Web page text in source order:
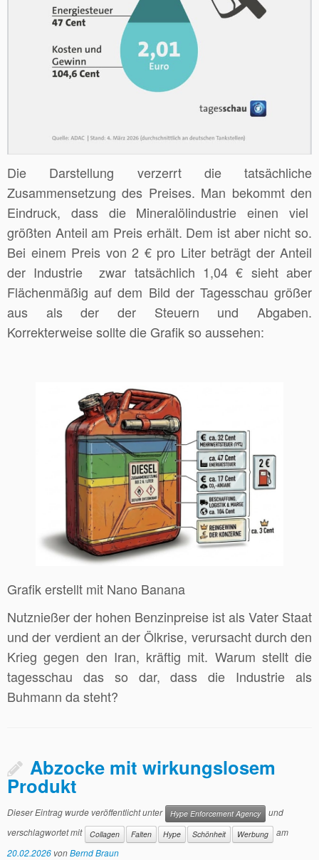
Die Darstellung verzerrt die tatsächliche
Zusammensetzung des Preises. Man bekommt den
Eindruck, dass die Mineralölindustrie einen viel
größten Anteil am Preis erhält. Dem ist aber nicht so.
Bei einem Preis von 2 € pro Liter beträgt der Anteil
der Industrie zwar tatsächlich 1,04 € sieht aber
Flächenmäßig auf dem Bild der Tagesschau größer
aus als der der Steuern und Abgaben.
Korrekterweise sollte die Grafik so aussehen:
Grafik erstellt mit Nano Banana
Nutznießer der hohen Benzinpreise ist als Vater Staat
und der verdient an der Ölkrise, verursacht durch den
Krieg gegen den Iran, kräftig mit. Warum stellt die
tagesschau das so dar, dass die Industrie als
Buhmann da steht?
Abzocke mit wirkungslosem
Produkt
Dieser Eintrag wurde veröffentlicht unter Hype Enforcement Agency
und
verschlagwortet mit
Collagen Falten Hype Schönheit Werbung
am
20.02.2026 vonBernd Braun